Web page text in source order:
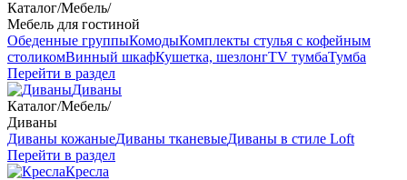
Каталог/Мебель/
Мебель для гостиной
Обеденные группыКомодыКомплекты стулья с кофейным
столикомВинный шкафКушетка, шезлонгTV тумбаТумба
Перейти в раздел
Диваны
Каталог/Мебель/
Диваны
Диваны кожаныеДиваны тканевыеДиваны в стиле Loft
Перейти в раздел
Кресла